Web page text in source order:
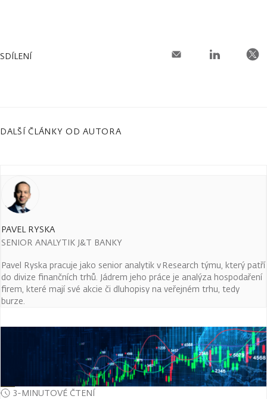
SDÍLENÍ
DALŠÍ ČLÁNKY OD AUTORA
PAVEL RYSKA
SENIOR ANALYTIK J&T BANKY
Pavel Ryska pracuje jako senior analytik v Research týmu, který patří
do divize finančních trhů. Jádrem jeho práce je analýza hospodaření
firem, které mají své akcie či dluhopisy na veřejném trhu, tedy
burze.
3-MINUTOVÉ ČTENÍ